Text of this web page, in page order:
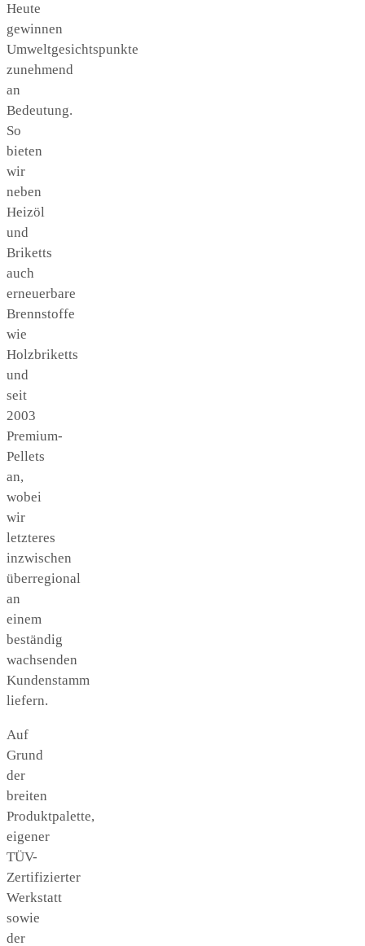
Heute
gewinnen
Umweltgesichtspunkte
zunehmend
an
Bedeutung.
So
bieten
wir
neben
Heizöl
und
Briketts
auch
erneuerbare
Brennstoffe
wie
Holzbriketts
und
seit
2003
Premium-
Pellets
an,
wobei
wir
letzteres
inzwischen
überregional
an
einem
beständig
wachsenden
Kundenstamm
liefern.
Auf
Grund
der
breiten
Produktpalette,
eigener
TÜV-
Zertifizierter
Werkstatt
sowie
der